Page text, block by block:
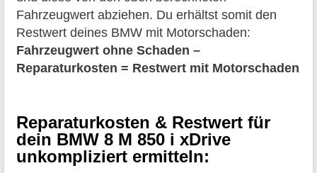
Fahrzeugwert abziehen. Du erhältst somit den
Restwert deines BMW mit Motorschaden:
Fahrzeugwert ohne Schaden –
Reparaturkosten = Restwert mit Motorschaden
Reparaturkosten & Restwert für
dein BMW 8 M 850 i xDrive
unkompliziert ermitteln: